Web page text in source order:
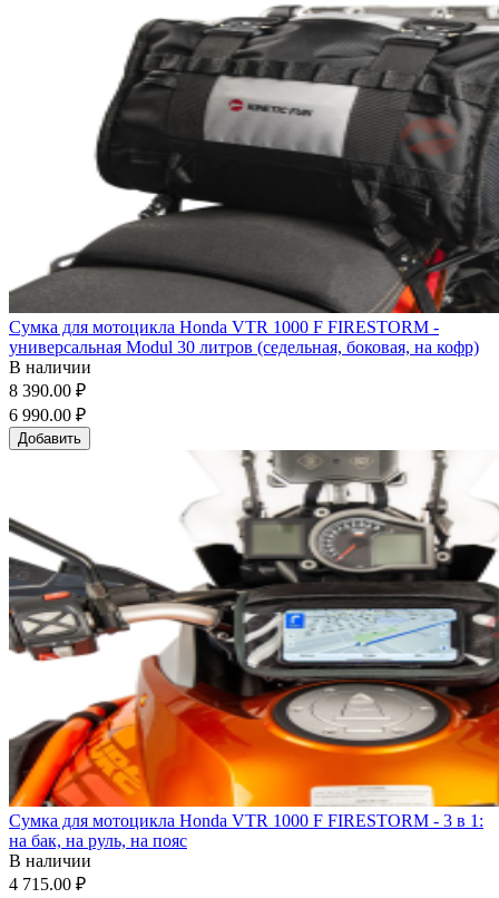
Сумка для мотоцикла Honda VTR 1000 F FIRESTORM -
универсальная Modul 30 литров (седельная, боковая, на кофр)
В наличии
8 390.00 ₽
6 990.00 ₽
Добавить
Сумка для мотоцикла Honda VTR 1000 F FIRESTORM - 3 в 1:
на бак, на руль, на пояс
В наличии
4 715.00 ₽